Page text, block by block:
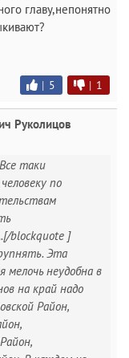
главу,непонятно
| 5 | 1
Руколицов
таки
по
blockquote ]
Эта
мелочь неудобна в
на край надо
Район,